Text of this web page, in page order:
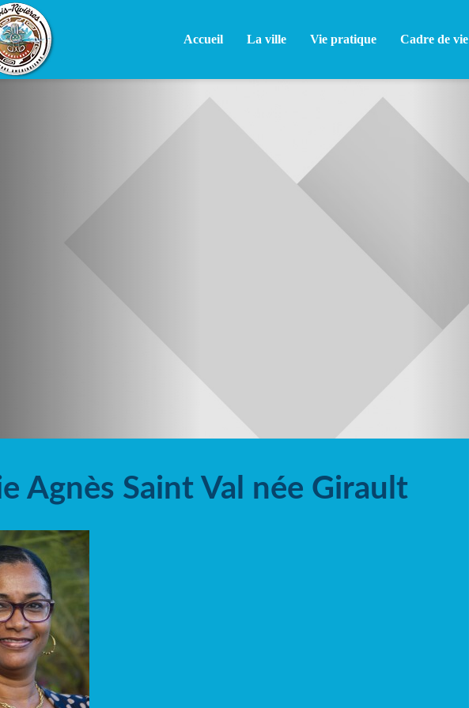
Accueil La ville Vie pratique Cadre de vie
Agnès Saint Val née Girault